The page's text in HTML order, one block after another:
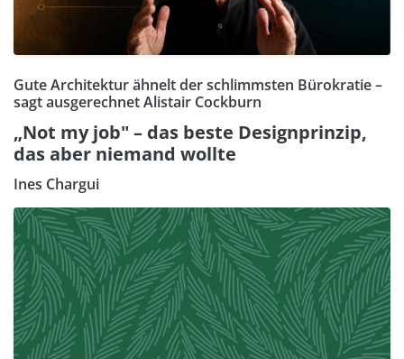
Gute Architektur ähnelt der schlimmsten Bürokratie –
sagt ausgerechnet Alistair Cockburn
„Not my job" – das beste Designprinzip,
das aber niemand wollte
Ines Chargui